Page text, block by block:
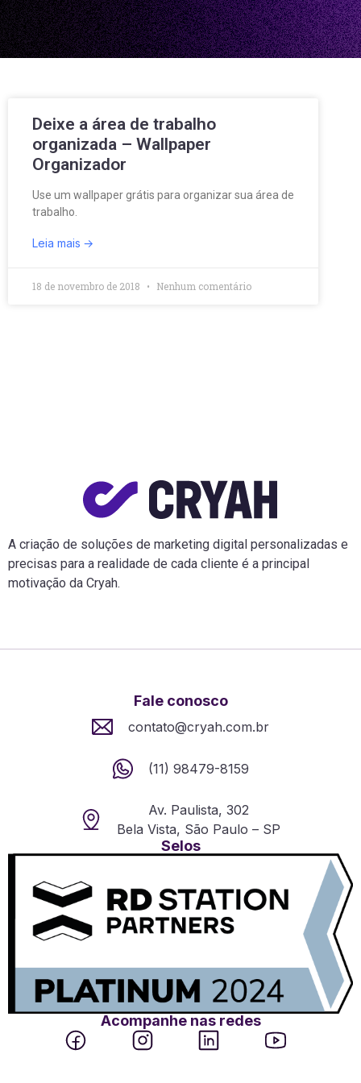
Deixe a área de trabalho
organizada – Wallpaper
Organizador
Use um wallpaper grátis para organizar sua área de
trabalho.
Leia mais
18 de novembro de 2018 Nenhum comentário
A criação de soluções de marketing digital personalizadas e
precisas para a realidade de cada cliente é a principal
motivação da Cryah.
Fale conosco
contato@cryah.com.br
(11) 98479-8159
Av. Paulista, 302
Bela Vista, São Paulo – SP
Selos
Acompanhe nas redes